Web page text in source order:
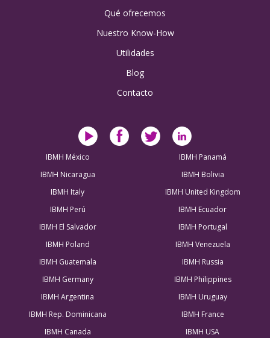
Qué ofrecemos
Nuestro Know-How
Utilidades
Blog
Contacto
IBMH México
IBMH Panamá
IBMH Nicaragua
IBMH Bolivia
IBMH Italy
IBMH United Kingdom
IBMH Perú
IBMH Ecuador
IBMH El Salvador
IBMH Portugal
IBMH Poland
IBMH Venezuela
IBMH Guatemala
IBMH Russia
IBMH Germany
IBMH Philippines
IBMH Argentina
IBMH Uruguay
IBMH Rep. Dominicana
IBMH France
IBMH Canada
IBMH USA